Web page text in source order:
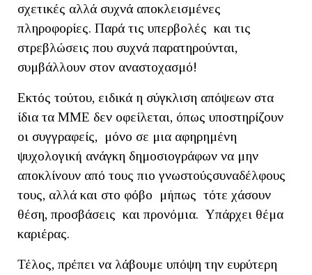
σχετικές αλλά συχνά αποκλεισμένες
πληροφορίες. Παρά τις υπερβολές και τις
στρεβλώσεις που συχνά παρατηρούνται,
συμβάλλουν στον αναστοχασμό!
Εκτός τούτου, ειδικά η σύγκλιση απόψεων στα
ίδια τα ΜΜΕ δεν οφείλεται, όπως υποστηρίζουν
οι συγγραφείς, μόνο σε μια αφηρημένη
ψυχολογική ανάγκη δημοσιογράφων να μην
αποκλίνουν από τους πιο γνωστούςσυναδέλφους
τους, αλλά και στο φόβο μήπως τότε χάσουν
θέση, προσβάσεις και προνόμια. Υπάρχει θέμα
καριέρας.
Τέλος, πρέπει να λάβουμε υπόψη την ευρύτερη